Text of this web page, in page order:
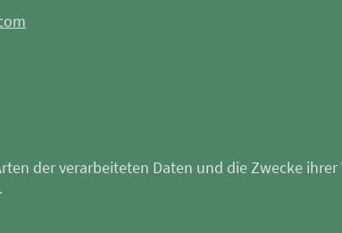
der verarbeiteten Daten und die Zwecke